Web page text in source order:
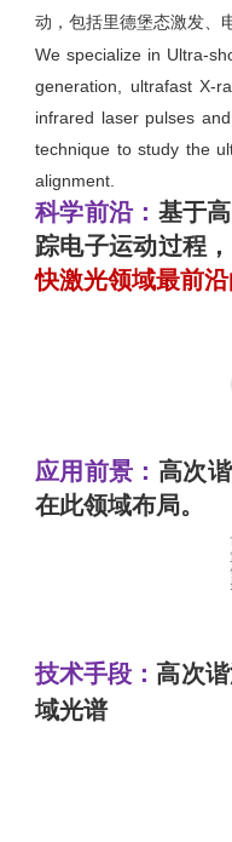
动，包括里德堡态激发、
We specialize in Ultra-
generation, ultrafast X-
infrared laser pulses
technique to study the
alignment.
科学前沿： 基于
踪电子运动过程
快激光领域最前
应用前景： 高次
在此领域布局。
技术手段：高次
域光谱